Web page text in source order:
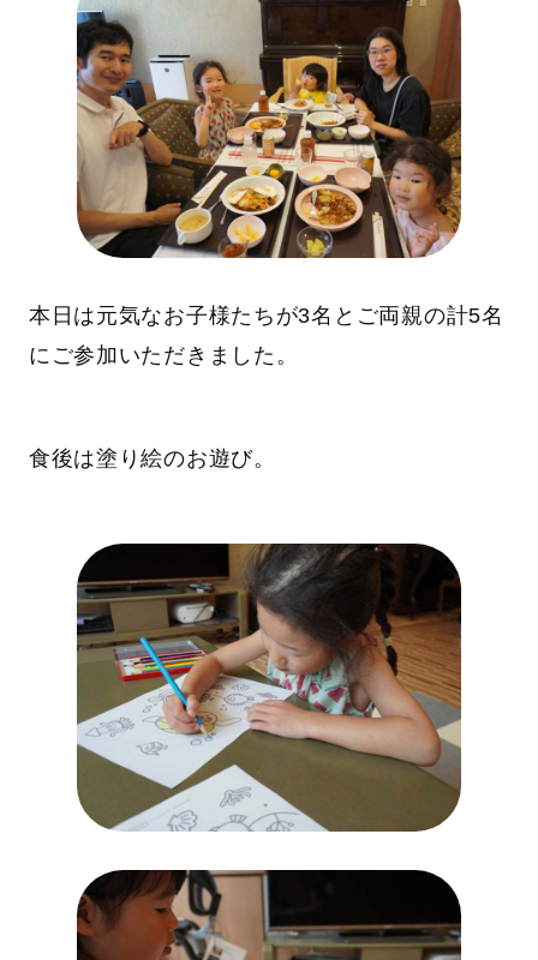
本日は元気なお子様たちが3名とご両親の計5名
にご参加いただきました。
食後は塗り絵のお遊び。